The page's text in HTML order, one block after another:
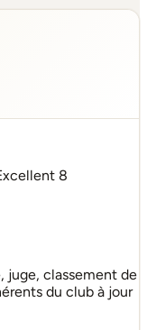
8
juge, classement de
du club à jour